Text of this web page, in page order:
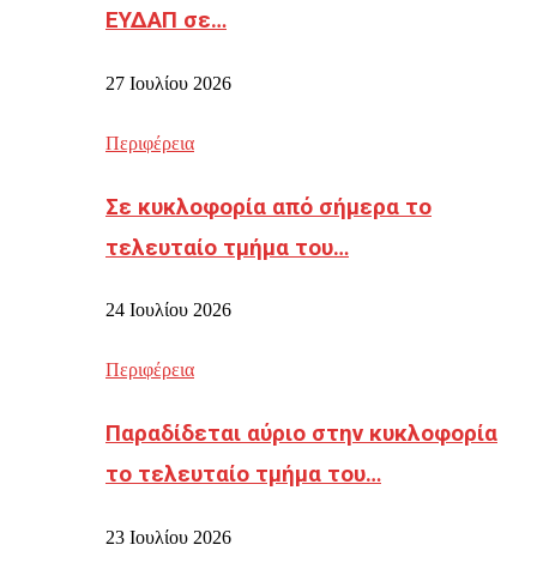
ΕΥΔΑΠ σε…
27 Ιουλίου 2026
Περιφέρεια
Σε κυκλοφορία από σήμερα το
τελευταίο τμήμα του…
24 Ιουλίου 2026
Περιφέρεια
Παραδίδεται αύριο στην κυκλοφορία
το τελευταίο τμήμα του…
23 Ιουλίου 2026